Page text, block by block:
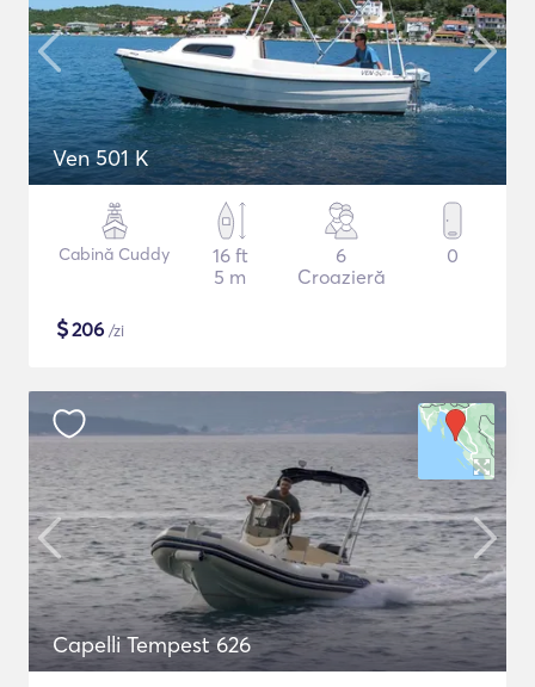
Ven 501 K
Cabină Cuddy
16 ft
5 m
6
Croazieră
0
$206 /zi
Capelli Tempest 626